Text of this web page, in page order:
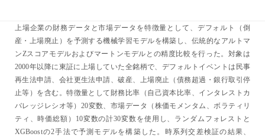
上場企業の財務データと市場データを特徴量として、デフォルト（倒
産・上場廃止）を予測する機械学習モデルを構築し、伝統的なアルトマ
ンZスコアモデルおよびマートンモデルとの精度比較を行った。対象は
2000年以降に東証に上場していた全銘柄で、デフォルトイベントは民事
再生法申請、会社更生法申請、破産、上場廃止（債務超過・銀行取引停
止等）を含む。特徴量として財務比率（自己資本比率、インタレストカ
バレッジレシオ等）20変数、市場データ（株価モメンタム、ボラティリ
ティ、時価総額）10変数の計30変数を使用し、ランダムフォレストと
XGBoostの2手法で予測モデルを構築した。時系列交差検証の結果、